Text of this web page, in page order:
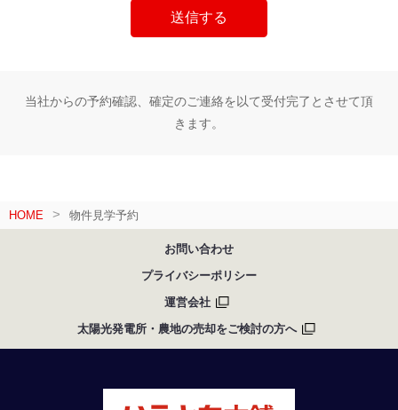
当社からの予約確認、確定のご連絡を以て受付完了とさせて頂
きます。
HOME 物件見学予約
お問い合わせ
プライバシーポリシー
運営会社
太陽光発電所・農地の売却をご検討の方へ